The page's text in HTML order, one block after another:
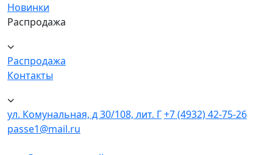
Новинки
Распродажа
Распродажа
Контакты
ул. Комунальная, д 30/108, лит. Г+7 (4932) 42-75-26
passe1@mail.ru